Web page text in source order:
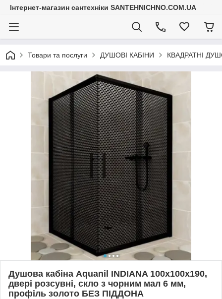
Інтернет-магазин сантехніки SANTEHNICHNO.COM.UA
Товари та послуги ДУШОВІ КАБІНИ КВАДРАТНІ
Душова кабіна Aquanil INDIANA 100х100х190,
двері розсувні, скло з чорним мал 6 мм,
профіль золото БЕЗ ПІДДОНА